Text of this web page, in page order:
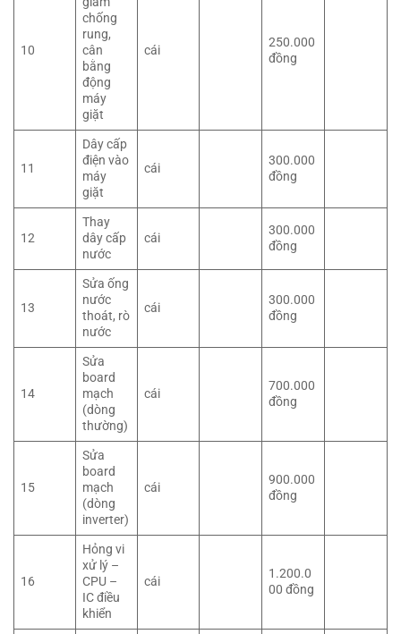
10
chống
rung,
cân
bằng
động
máy
giặt
cái
250.000
đồng
11
Dây cấp
điện vào
máy
giặt
cái
300.000
đồng
12
Thay
dây cấp
nước
cái
300.000
đồng
13
Sửa ống
nước
thoát, rò
nước
cái
300.000
đồng
14
Sửa
board
mạch
(dòng
thường)
cái
700.000
đồng
15
Sửa
board
mạch
(dòng
inverter)
cái
900.000
đồng
16
Hỏng vi
xử lý –
CPU –
IC điều
khiển
cái
1.200.0
00 đồng